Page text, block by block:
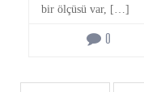
bir ölçüsü var, […]
0